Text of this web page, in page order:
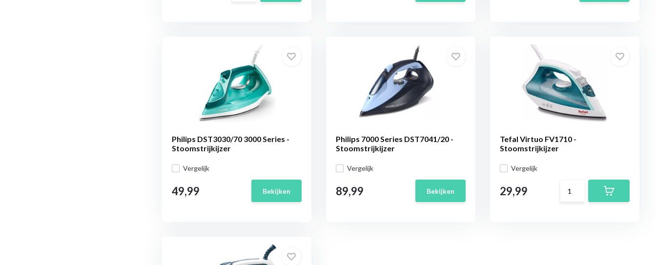
Philips DST3030/70 3000 Series -
Stoomstrijkijzer
Vergelijk
49,99 Bekijken
Philips 7000 Series DST7041/20 -
Stoomstrijkijzer
Vergelijk
89,99 Bekijken
Tefal Virtuo FV1710 -
Stoomstrijkijzer
Vergelijk
29,99